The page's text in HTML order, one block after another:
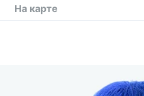
На карте